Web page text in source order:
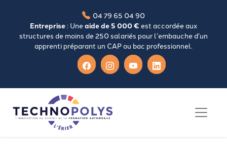
04 79 65 04 90
Entreprise: Uneaide de 5 000 € est accordée aux
structures de moins de 250 salariés pour l’embauche d’un
apprenti préparant un CAP ou bac professionnel.